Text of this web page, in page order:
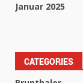
Januar 2025
CATEGORIES